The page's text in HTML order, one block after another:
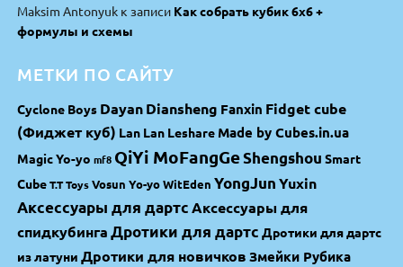
Maksim Antonyuk к записи Как собрать кубик 6х6 +
формулы и схемы
МЕТКИ ПО САЙТУ
Cyclone Boys DayanDiansheng Fanxin Fidget cube
(Фиджет куб) Lan Lan Leshare Made by Cubes.in.ua
Magic Yo-yo mf8 QiYi MoFangGeShengshou Smart
Cube T.T Toys Vosun Yo-yoWitEden YongJun Yuxin
Аксессуары для дартс Аксессуары для
спидкубинга Дротики для дартс Дротики для дартс
из латуни Дротики для новичков Змейки Рубика